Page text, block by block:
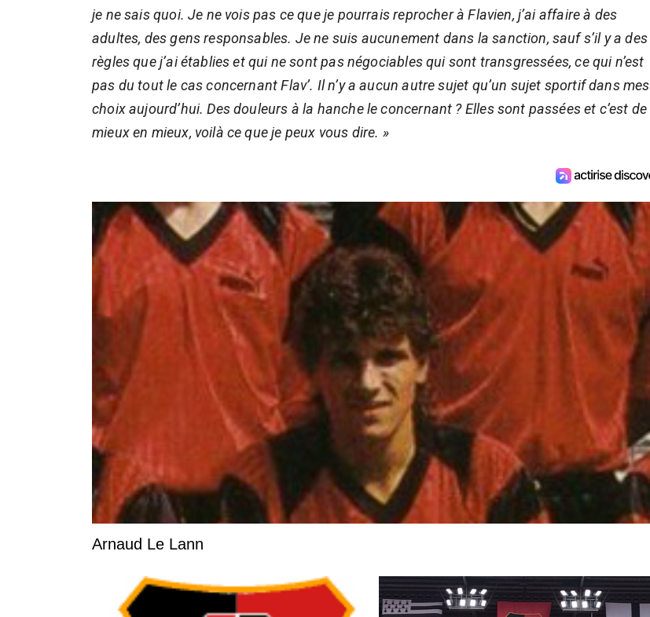
je ne sais quoi. Je ne vois pas ce que je pourrais reprocher à Flavien, j’ai affaire à des
adultes, des gens responsables. Je ne suis aucunement dans la sanction, sauf s’il y a des
règles que j’ai établies et qui ne sont pas négociables qui sont transgressées, ce qui n’est
pas du tout le cas concernant Flav’. Il n’y a aucun autre sujet qu’un sujet sportif dans mes
choix aujourd’hui. Des douleurs à la hanche le concernant ? Elles sont passées et c’est de
mieux en mieux, voilà ce que je peux vous dire. »
Arnaud Le Lann